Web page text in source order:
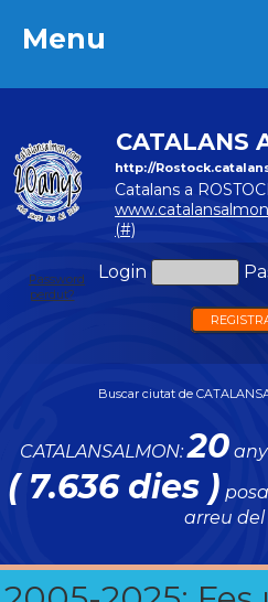
Menu
CATALANS
http://
Catalans a
(#)
Login
Password
perdut?
Buscar ciutat de
CATALANSALMON:20
( 7.636 dies )
arreu
Menu